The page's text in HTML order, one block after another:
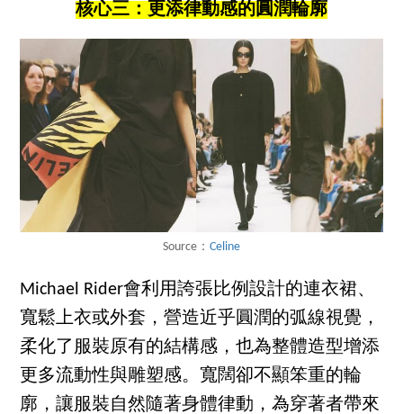
核心三：更添律動感的圓潤輪廓
Source： Celine
Michael Rider會利用誇張比例設計的連衣裙、
寬鬆上衣或外套，營造近乎圓潤的弧線視覺，
柔化了服裝原有的結構感，也為整體造型增添
更多流動性與雕塑感。寬闊卻不顯笨重的輪
廓，讓服裝自然隨著身體律動，為穿著者帶來